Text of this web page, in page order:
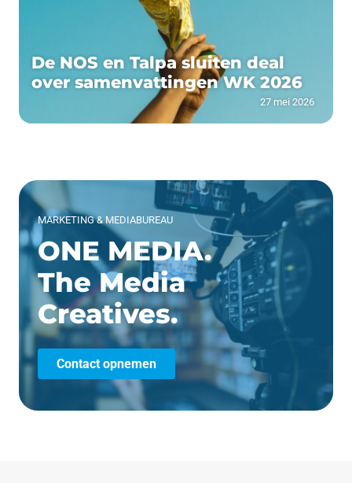
De NOS en Talpa sluiten deal
over samenvattingen WK 2026
27 mei 2026
MARKETING & MEDIABUREAU
ONE MEDIA.
The Media
Creatives.
Contact opnemen